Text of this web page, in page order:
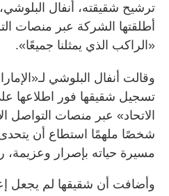
ترشيح شقيقته، أنفال
أطلقتها الشركة عبر منصات
«الراكب الذي يمثلنا جميعًا».
وقالت أنفال البلوشي
تسجيل شقيقها فور اطلاعها
الاتحاد» عبر منصات التواصل
شخصًا ملهمًا استطاع أن يتحدى
مسيرة حياته بإصرار وعزيمة،
وأضافت أن شقيقها لم يجعل